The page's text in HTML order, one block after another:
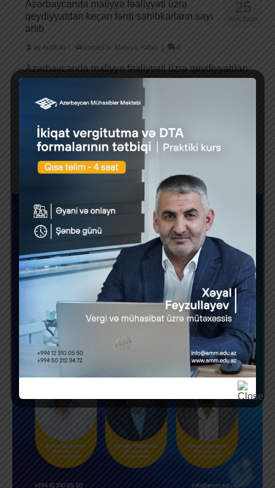
25
YAN 2020
Azərbaycanda maliyyə fəaliyyəti üzrə
qeydiyyatdan keçən fərdi sahibkarların sayı
artıb
by Audit.Az | posted in: Maliyyə Xəbər | 0
Azərbaycanda maliyyə fəaliyyəti üzrə qeydiyyatdan
keçən fərdi sahibkarların sayı illik 38% artaraq cari
çox
1 2 3 14